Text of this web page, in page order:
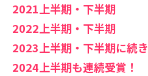
2021上半期・下半期
2022上半期・下半期
2023上半期・下半期に続き
2024上半期も連続受賞！